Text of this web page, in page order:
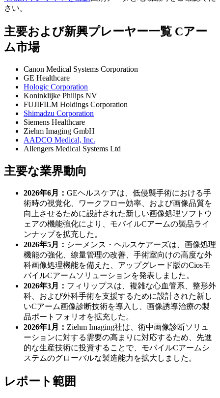
さい。
主要および新興プレーヤー一覧 Cアー
ム市場
Canon Medical Systems Corporation
GE Healthcare
Hologic Corporation
Koninklijke Philips NV
FUJIFILM Holdings Corporation
Shimadzu Corporation
Siemens Healthcare
Ziehm Imaging GmbH
AADCO Medical, Inc.
Allengers Medical Systems Ltd
主要な業界動向
2026年6月： GEヘルスケアは、低侵襲手術における手
術時の視覚化、ワークフロー効率、および画像品質を
向上させるために設計された新しい画像処理ソフトウ
ェアの機能強化により、モバイルCアームの製品ライ
ンナップを拡充した。
2026年5月： シーメンス・ヘルスケアーズは、画像処理
機能の強化、線量管理の改善、手術室向けの高度な外
科画像処理機能を備えた、アップグレード版のCiosモ
バイルCアームソリューションを発表しました。
2026年3月： フィリップスは、複雑な心血管系、整形外
科、および外科手術を支援するために設計された新し
いCアーム画像診断技術を導入し、画像誘導治療の製
品ポートフォリオを拡充した。
2026年1月： Ziehm Imaging社は、術中画像診断ソリュ
ーションに対する需要の高まりに対応するため、先進
的な生産技術に投資することで、モバイルCアームシ
ステムのグローバルな製造能力を拡大しました。
レポート範囲